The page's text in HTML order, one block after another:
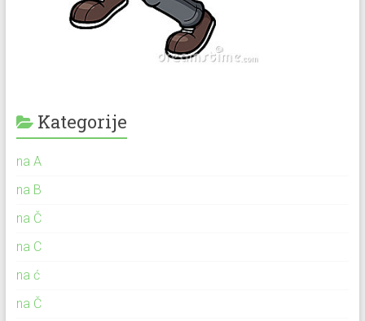
Kategorije
na A
na B
na Č
na C
na ć
na Č